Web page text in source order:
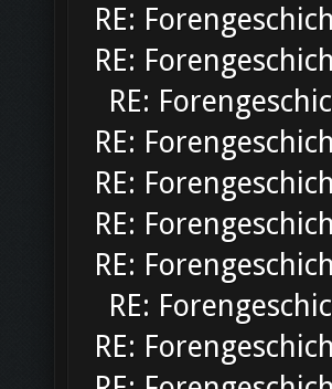
RE:
RE:
RE:
RE:
RE:
RE:
RE:
RE:
RE: